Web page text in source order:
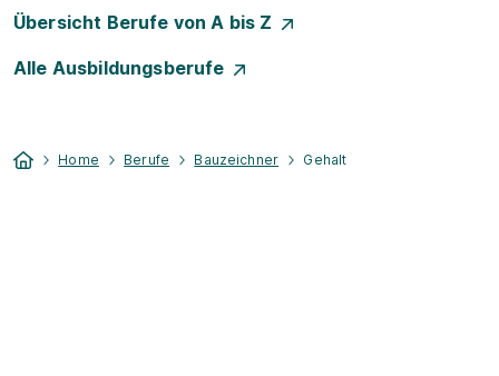
Übersicht Berufe von A bis Z
Alle Ausbildungsberufe
Home Berufe Bauzeichner Gehalt